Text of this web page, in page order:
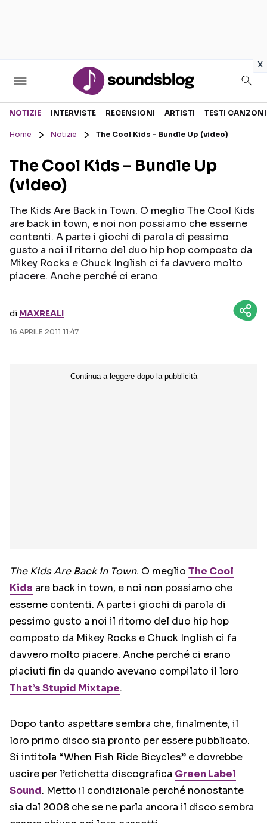
x
Sezioni
RECENSIONI MUSICALI
INTERVISTE
GOSSIP E CURIOSITÀ
TESTI CANZONI
TALENT SHOW
NOTIZIE INTERVISTE RECENSIONI ARTISTI TESTI CANZONI
Home Notizie The Cool Kids – Bundle Up (video)
The Cool Kids – Bundle Up
(video)
The Kids Are Back in Town. O meglio The Cool Kids
are back in town, e noi non possiamo che esserne
contenti. A parte i giochi di parola di pessimo
gusto a noi il ritorno del duo hip hop composto da
Mikey Rocks e Chuck Inglish ci fa davvero molto
piacere. Anche perché ci erano
di MAXREALI
16 APRILE 2011 11:47
The Kids Are Back in Town. O meglio The Cool
Kids are back in town, e noi non possiamo che
esserne contenti. A parte i giochi di parola di
pessimo gusto a noi il ritorno del duo hip hop
composto da Mikey Rocks e Chuck Inglish ci fa
davvero molto piacere. Anche perché ci erano
piaciuti fin da quando avevano compilato il loro
That’s Stupid Mixtape.
Dopo tanto aspettare sembra che, finalmente, il
loro primo disco sia pronto per essere pubblicato.
Si intitola “When Fish Ride Bicycles” e dovrebbe
uscire per l’etichetta discografica Green Label
Sound. Metto il condizionale perché nonostante
sia dal 2008 che se ne parla ancora il disco sembra